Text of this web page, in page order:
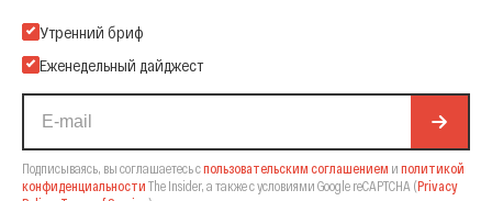
Подпишитесь на нашу Email-рассылку
Утренний бриф
Еженедельный дайджест
Подписываясь, вы соглашаетесь спользовательским соглашением и политикой
конфиденциальности The Insider, а также с условиями Google reCAPTCHA (Privacy